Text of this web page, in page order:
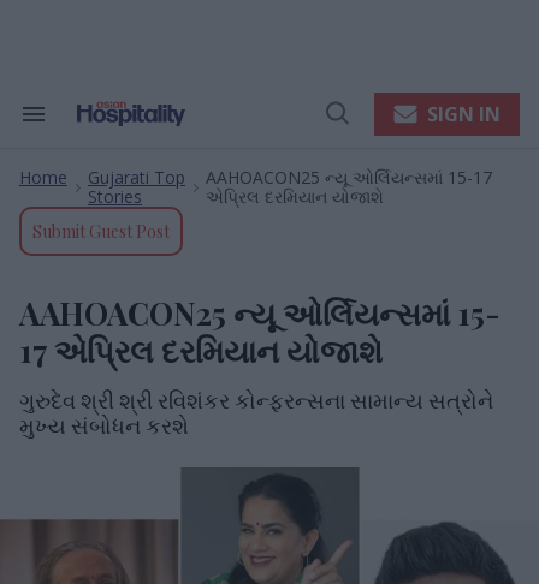
Search
Navigation
Open
SIGN IN
Home
Gujarati Top
Stories
AAHOACON25 ન્યૂ ઓર્લિયન્સમાં 15-17
એપ્રિલ દરમિયાન યોજાશે
Submit Guest Post
AAHOACON25 ન્યૂ ઓર્લિયન્સમાં 15-
17 એપ્રિલ દરમિયાન યોજાશે
ગુરુદેવ શ્રી શ્રી રવિશંકર કોન્ફરન્સના સામાન્ય સત્રોને
મુખ્ય સંબોધન કરશે